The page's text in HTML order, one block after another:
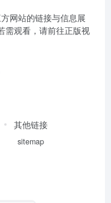
网站的链接与信息展
需观看，请前往正版视
其他链接
sitemap